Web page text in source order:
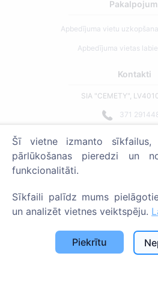
Apbedījuma vietu
Apbedījuma vietas
Kontakti
SIA "CEMETY",
371
Strādājam visā
© 2013 - 2026 Cemety Visas
Privātuma politika un
Šī vietne izmanto
pārlūkošanas pieredzi un
funkcionalitāti.
Sīkfaili palīdz mums
un analizēt vietnes veiktspēju.
Piekrītu